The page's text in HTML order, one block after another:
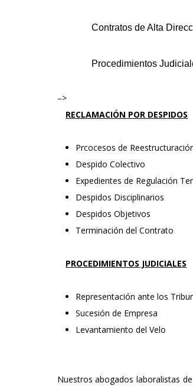
Contratos de Alta
Procedimientos
–>
RECLAMACIÓN POR DESPIDOS
Prcocesos de
Despido Colectivo
Expedientes de Regulación
Despidos Disciplinarios
Despidos Objetivos
Terminación del Contrato
PROCEDIMIENTOS JUDICIALES
Representación ante los
Sucesión de Empresa
Levantamiento del Velo
Nuestros abogados laboralistas